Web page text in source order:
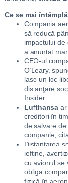
Ce se mai
Compania
să reducă
impactului de
a anunțat
CEO-ul
O’Leary,
lase un loc
distanţare
Insider.
Lufthansa ar
creditori în
de salvare
companie,
Distanțarea
ieftine,
cu avionul se
obliga
fizică în